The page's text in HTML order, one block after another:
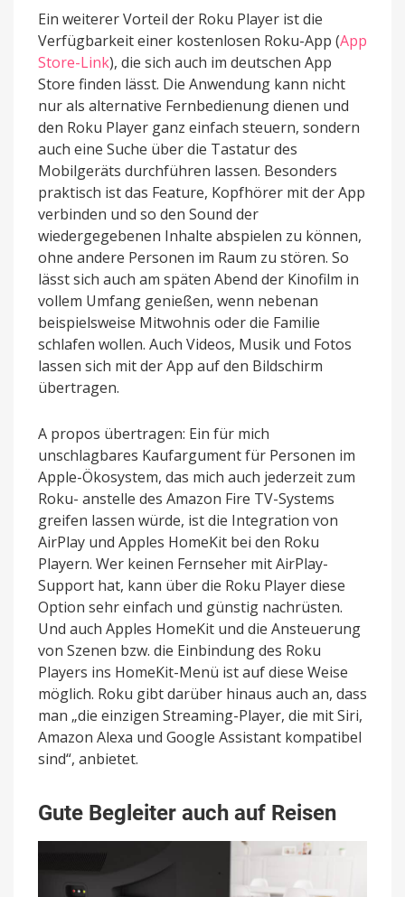
Ein weiterer Vorteil der Roku Player ist die
Verfügbarkeit einer kostenlosen Roku-App (App
Store-Link), die sich auch im deutschen App
Store finden lässt. Die Anwendung kann nicht
nur als alternative Fernbedienung dienen und
den Roku Player ganz einfach steuern, sondern
auch eine Suche über die Tastatur des
Mobilgeräts durchführen lassen. Besonders
praktisch ist das Feature, Kopfhörer mit der App
verbinden und so den Sound der
wiedergegebenen Inhalte abspielen zu können,
ohne andere Personen im Raum zu stören. So
lässt sich auch am späten Abend der Kinofilm in
vollem Umfang genießen, wenn nebenan
beispielsweise Mitwohnis oder die Familie
schlafen wollen. Auch Videos, Musik und Fotos
lassen sich mit der App auf den Bildschirm
übertragen.
A propos übertragen: Ein für mich
unschlagbares Kaufargument für Personen im
Apple-Ökosystem, das mich auch jederzeit zum
Roku- anstelle des Amazon Fire TV-Systems
greifen lassen würde, ist die Integration von
AirPlay und Apples HomeKit bei den Roku
Playern. Wer keinen Fernseher mit AirPlay-
Support hat, kann über die Roku Player diese
Option sehr einfach und günstig nachrüsten.
Und auch Apples HomeKit und die Ansteuerung
von Szenen bzw. die Einbindung des Roku
Players ins HomeKit-Menü ist auf diese Weise
möglich. Roku gibt darüber hinaus auch an, dass
man „die einzigen Streaming-Player, die mit Siri,
Amazon Alexa und Google Assistant kompatibel
sind“, anbietet.
Gute Begleiter auch auf Reisen